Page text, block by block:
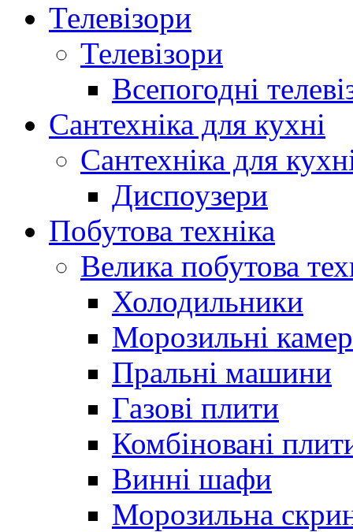
Телевізори
Телевізори
Всепогодні
Сантехніка для кухні
Сантехніка для
Диспоузери
Побутова техніка
Велика побутова
Холодильники
Морозильні
Пральні машини
Газові плити
Комбіновані
Винні шафи
Морозильна